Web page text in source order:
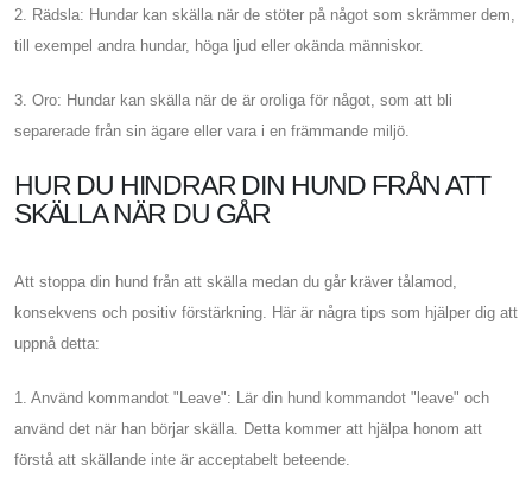
2. Rädsla: Hundar kan skälla när de stöter på något som skrämmer dem,
till exempel andra hundar, höga ljud eller okända människor.
3. Oro: Hundar kan skälla när de är oroliga för något, som att bli
separerade från sin ägare eller vara i en främmande miljö.
HUR DU HINDRAR DIN HUND FRÅN ATT
SKÄLLA NÄR DU GÅR
Att stoppa din hund från att skälla medan du går kräver tålamod,
konsekvens och positiv förstärkning. Här är några tips som hjälper dig att
uppnå detta:
1. Använd kommandot "Leave": Lär din hund kommandot "leave" och
använd det när han börjar skälla. Detta kommer att hjälpa honom att
förstå att skällande inte är acceptabelt beteende.